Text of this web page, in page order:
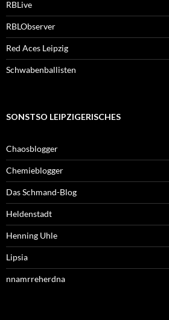
RBLive
RBLObserver
Red Aces Leipzig
Schwabenballisten
SONSTSO LEIPZIGERISCHES
Chaosblogger
Chemieblogger
Das Schmand-Blog
Heldenstadt
Henning Uhle
Lipsia
nnamrreherdna